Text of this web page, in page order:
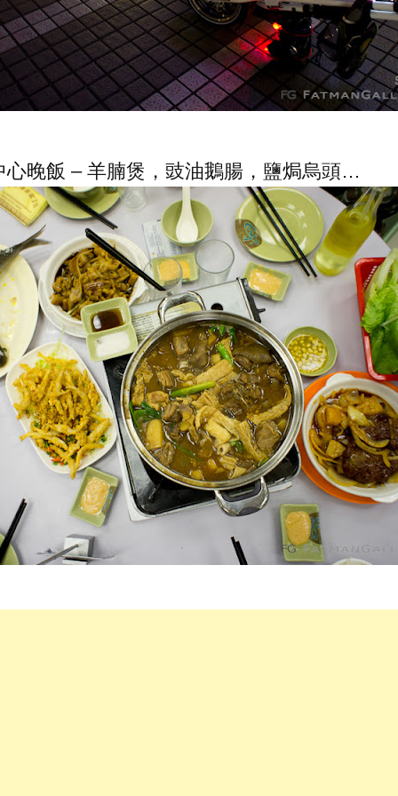
心晚飯 – 羊腩煲，豉油鵝腸，鹽焗烏頭…